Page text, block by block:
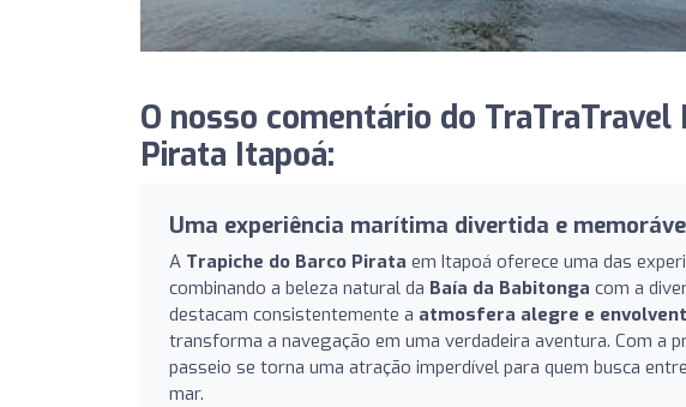
O nosso comentário do
Pirata Itapoá:
Uma experiência marítima divertida e
A Trapiche do Barco Pirata em Itapoá oferece uma das
combinando a beleza natural da Baía da Babitonga com a
destacam consistentemente a atmosfera alegre e
transforma a navegação em uma verdadeira aventura. Com a
passeio se torna uma atração imperdível para quem busca
mar.